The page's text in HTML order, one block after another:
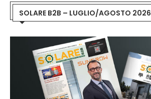
SOLARE B2B – LUGLIO/AGOSTO 2026